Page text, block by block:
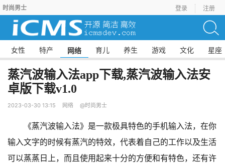
时尚男士 登录 注册
女性 特产 网络 育儿 养生 游戏 文化 星座
蒸汽波输入法app下载,蒸汽波输入法安
卓版下载v1.0
2023-03-30 13:15 网络 @时尚男士
《蒸汽波输入法》是一款极具特色的手机输入法，在你
输入文字的时候有蒸汽的特效，代表着自己的工作以及生活
可以蒸蒸日上，而且使用起来十分的方便和有特色，还有许